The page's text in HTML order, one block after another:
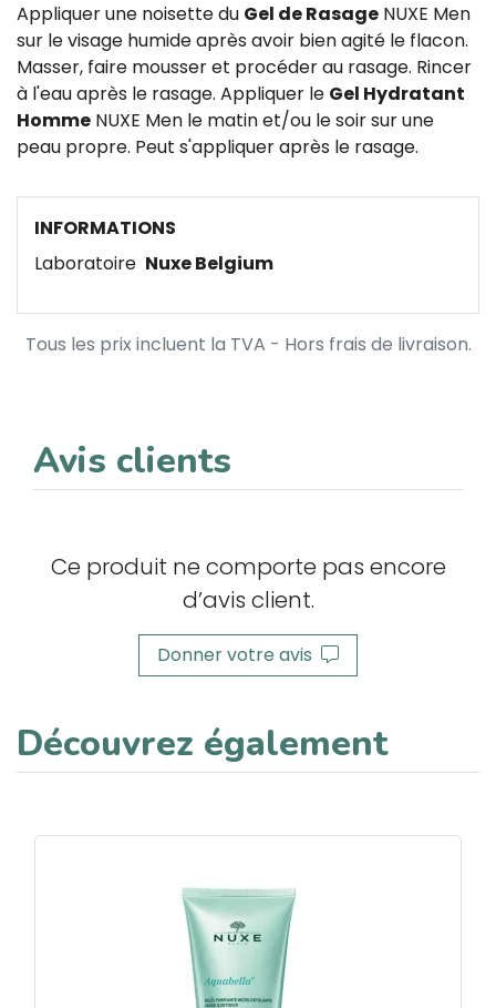
Appliquer une noisette du Gel de Rasage NUXE Men
sur le visage humide après avoir bien agité le flacon.
Masser, faire mousser et procéder au rasage. Rincer
à l'eau après le rasage. Appliquer le Gel Hydratant
Homme NUXE Men le matin et/ou le soir sur une
peau propre. Peut s'appliquer après le rasage.
INFORMATIONS
Laboratoire Nuxe Belgium
Tous les prix incluent la TVA - Hors frais de livraison.
Avis clients
Ce produit ne comporte pas encore
d’avis client.
Donner votre avis
Découvrez également